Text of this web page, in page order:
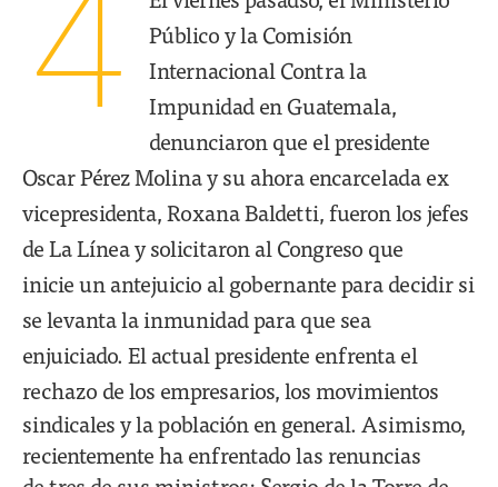
4
Público y la Comisión
Internacional Contra la
Impunidad en Guatemala,
denunciaron que el presidente
Oscar Pérez Molina y su ahora encarcelada ex
vicepresidenta, Roxana Baldetti, fueron los jefes
de La Línea y solicitaron al Congreso que
inicie un antejuicio al gobernante para decidir si
se levanta la inmunidad para que sea
enjuiciado. El actual presidente enfrenta el
rechazo delos empresarios, los movimientos
sindicales y la población en general. Asimismo,
recientemente ha enfrentado las renuncias